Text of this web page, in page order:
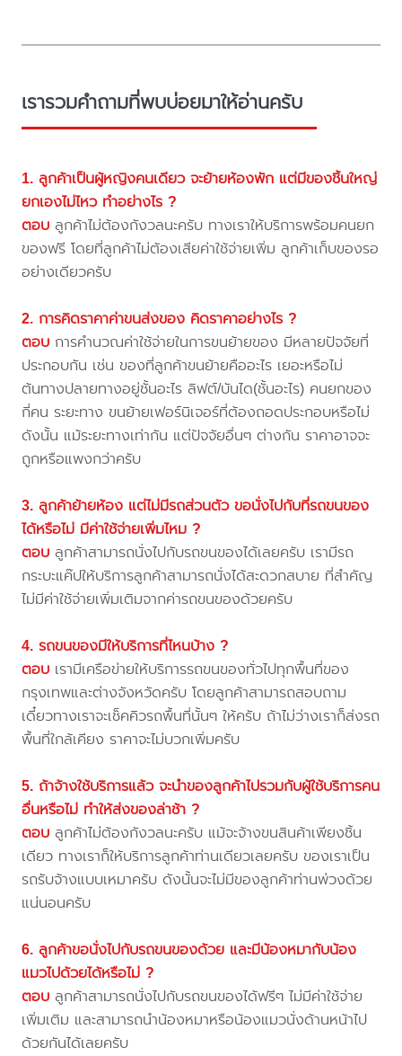
เรารวมคำถามที่พบบ่อยมาให้อ่านครับ
1. ลูกค้าเป็นผู้หญิงคนเดียว จะย้ายห้องพัก แต่มีของชิ้นใหญ่
ยกเองไม่ไหว ทำอย่างไร ?
ตอบ ลูกค้าไม่ต้องกังวลนะครับ ทางเราให้บริการพร้อมคนยก
ของฟรี โดยที่ลูกค้าไม่ต้องเสียค่าใช้จ่ายเพิ่ม ลูกค้าเก็บของรอ
อย่างเดียวครับ
2. การคิดราคาค่าขนส่งของ คิดราคาอย่างไร ?
ตอบ การคำนวณค่าใช้จ่ายในการขนย้ายของ มีหลายปัจจัยที่
ประกอบกัน เช่น ของที่ลูกค้าขนย้ายคืออะไร เยอะหรือไม่
ต้นทางปลายทางอยู่ชั้นอะไร ลิฟต์/บันได(ชั้นอะไร) คนยกของ
กี่คน ระยะทาง ขนย้ายเฟอร์นิเจอร์ที่ต้องถอดประกอบหรือไม่
ดังนั้น แม้ระยะทางเท่ากัน แต่ปัจจัยอื่นๆ ต่างกัน ราคาอาจจะ
ถูกหรือแพงกว่าครับ
3. ลูกค้าย้ายห้อง แต่ไม่มีรถส่วนตัว ขอนั่งไปกับที่รถขนของ
ได้หรือไม่ มีค่าใช้จ่ายเพิ่มไหม ?
ตอบ ลูกค้าสามารถนั่งไปกับรถขนของได้เลยครับ เรามีรถ
กระบะแค๊ปให้บริการลูกค้าสามารถนั่งได้สะดวกสบาย ที่สำคัญ
ไม่มีค่าใช้จ่ายเพิ่มเติมจากค่ารถขนของด้วยครับ
4. รถขนของมีให้บริการที่ไหนบ้าง ?
ตอบ เรามีเครือข่ายให้บริการรถขนของทั่วไปทุกพื้นที่ของ
กรุงเทพและต่างจังหวัดครับ โดยลูกค้าสามารถสอบถาม
เดี๋ยวทางเราจะเช็คคิวรถพื้นที่นั้นๆ ให้ครับ ถ้าไม่ว่างเราก็ส่งรถ
พื้นที่ใกล้เคียง ราคาจะไม่บวกเพิ่มครับ
5. ถ้าจ้างใช้บริการแล้ว จะนำของลูกค้าไปรวมกับผู้ใช้บริการคน
อื่นหรือไม่ ทำให้ส่งของล่าช้า ?
ตอบ ลูกค้าไม่ต้องกังวลนะครับ แม้จะจ้างขนสินค้าเพียงชิ้น
เดียว ทางเราก็ให้บริการลูกค้าท่านเดียวเลยครับ ของเราเป็น
รถรับจ้างแบบเหมาครับ ดังนั้นจะไม่มีของลูกค้าท่านพ่วงด้วย
แน่นอนครับ
6. ลูกค้าขอนั่งไปกับรถขนของด้วย และมีน้องหมากับน้อง
แมวไปด้วยได้หรือไม่ ?
ตอบ ลูกค้าสามารถนั่งไปกับรถขนของได้ฟรีๆ ไม่มีค่าใช้จ่าย
เพิ่มเติม และสามารถนำน้องหมาหรือน้องแมวนั่งด้านหน้าไป
ด้วยกันได้เลยครับ